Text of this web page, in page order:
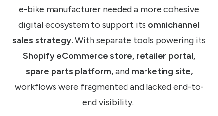
e-bike manufacturer needed a more cohesive
digital ecosystem to support its omnichannel
sales strategy. With separate tools powering its
Shopify eCommerce store, retailer portal,
spare parts platform,and marketing site,
workflows were fragmented and lacked end-to-
end visibility.